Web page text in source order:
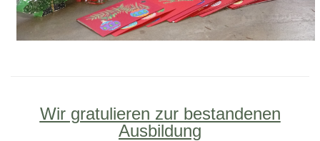
Wir gratulieren zur bestandenen
Ausbildung